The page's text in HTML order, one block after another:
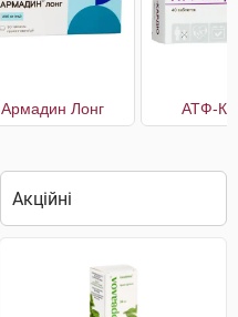
Армадин Лонг АТФ-